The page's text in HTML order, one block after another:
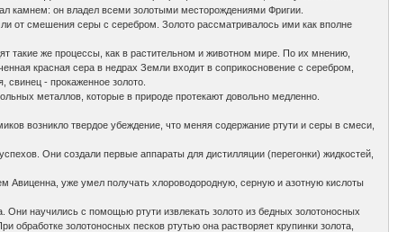
камнем: он владел всеми золотыми месторождениями Фригии.
от смешения серы с серебром. Золото рассматривалось ими как вполне
такие же процессы, как в растительном и животном мире. По их мнению,
красная сера в недрах Земли входит в соприкосновение с серебром,
свинец - прокаженное золото.
металлов, которые в природе протекают довольно медленно.
возникло твердое убеждение, что меняя содержание ртути и серы в смеси,
Они создали первые аппараты для дистилляции (перегонки) жидкостей,
уже умел получать хлороводородную, серную и азотную кислоты
научились с помощью ртути извлекать золото из бедных золотоносных
золотоносных песков ртутью она растворяет крупинки золота,